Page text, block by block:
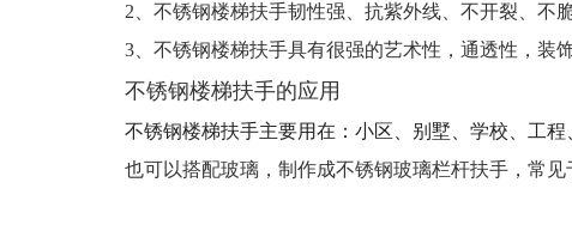
2、不锈钢楼梯扶手韧性强、抗紫外线、不开裂、不
3、不锈钢楼梯扶手具有很强的艺术性，通透性，装饰
不锈钢楼梯扶手的应用
不锈钢楼梯扶手主要用在：小区、别墅、学校、工
也可以搭配玻璃，制作成不锈钢玻璃栏杆扶手，常